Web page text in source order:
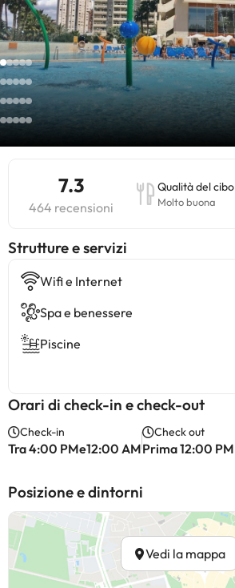
7.3
464 recensioni
Qualità del cibo
Molto buona
​Strutture e servizi
Wifi e Internet
Spa e benessere
Piscine
Orari di check-in e check-out
Check-in
Tra 4:00 PMe12:00 AM
Check out
Prima 12:00 PM
Posizione e dintorni
Vedi la mappa